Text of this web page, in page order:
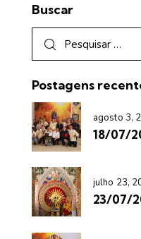
Buscar
Postagens
agosto 3,
18/07/
julho 23,
23/07/